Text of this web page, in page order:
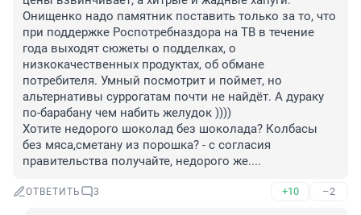
Онищенко надо памятник поставить только за то, что
при поддержке Роспотребназдора на ТВ в течение
года выходят сюжеты о подделках, о
низкокачественных продуктах, об обмане
потребителя. Умный посмотрит и поймет, но
альтернативы суррогатам почти не найдёт. А дураку
по-барабану чем набить желудок ))))
Хотите недорого шоколад без шоколада? Колбасы
без мяса,сметану из порошка? - с согласия
правительства получайте, недорого же....
ОТВЕТИТЬ 3 +10 –2